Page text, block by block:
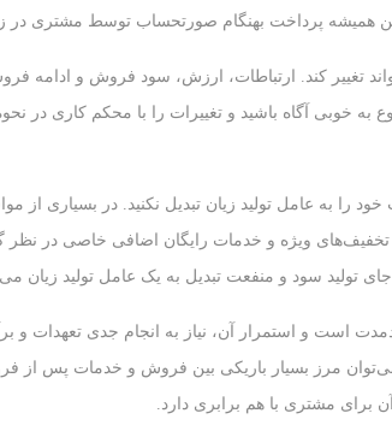
همیشه پرداخت بهنگام صورتحساب توسط مشتری در
تغییر کند. ارتباطات، ارزش، سود فروش و ادامه
به خوبی آگاه باشید و تغییرات را با محکم کاری در
را به عامل تولید زیان تبدیل نکنید. در بسیاری از
ویژه و خدمات رایگان اضافی خاصی در نظر
تولید سود و منفعت تبدیل به یک عامل تولید زیان
است و استمرار آن، نیاز به انجام جدی تعهدات و
مرز بسیار باریکی بین فروش و خدمات پس از
مشتری با هم برابری دارد.